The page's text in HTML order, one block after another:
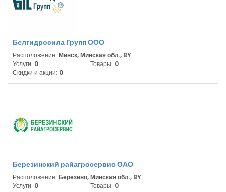
Белгидросила Групп ООО
Расположение: Минск, Минская обл., BY
Услуги: 0 Товары: 0
Скидки и акции: 0
Березинский райагросервис ОАО
Расположение: Березино, Минская обл., BY
Услуги: 0 Товары: 0